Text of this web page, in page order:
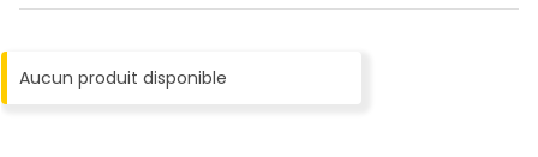
Aucun produit disponible